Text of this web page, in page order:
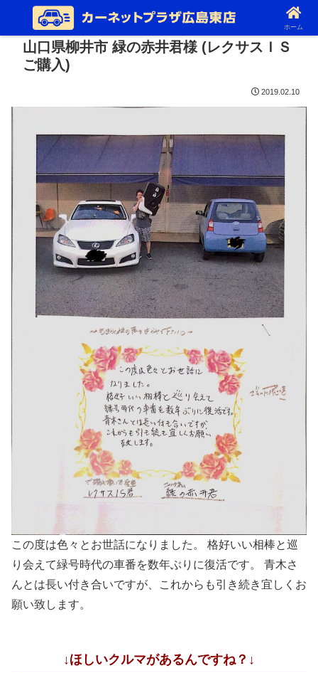
山口県柳井市 緑の赤井君様 (レクサスＩＳ
ご購入)
2019.02.10
この度は色々とお世話になりました。 格好いい相棒と巡
り会えて緑号時代の車番を数年ぶりに復活です。 青木さ
んとは長い付き合いですが、これからも引き続き宜しくお
願い致します。
↓ほしいクルマがあるんですね？↓
ホーム